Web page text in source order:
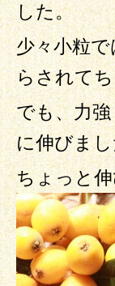
した。
少々小粒
らされて
でも、力
に伸びま
ちょっと